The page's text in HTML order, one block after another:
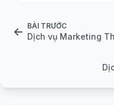
BÀI TRƯỚC
Dịch vụ Marketing